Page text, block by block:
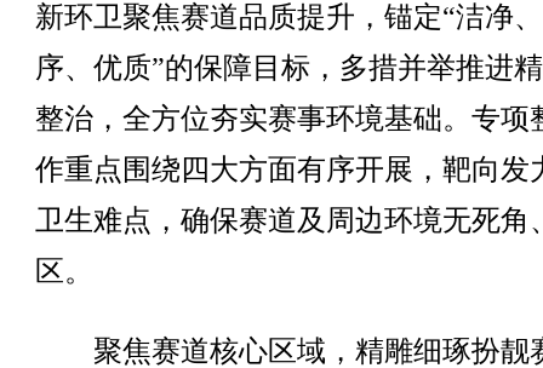
新环卫聚焦赛道品质提升，锚定“洁净
序、优质”的保障目标，多措并举推进
整治，全方位夯实赛事环境基础。专项
作重点围绕四大方面有序开展，靶向发
卫生难点，确保赛道及周边环境无死角
区。
聚焦赛道核心区域，精雕细琢扮靓